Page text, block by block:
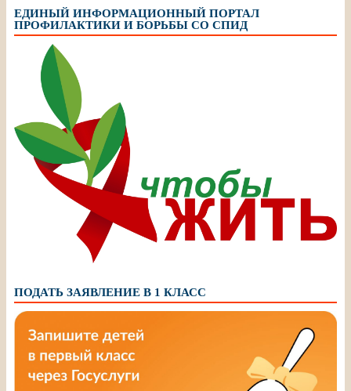
ЕДИНЫЙ ИНФОРМАЦИОННЫЙ ПОРТАЛ
ПРОФИЛАКТИКИ И БОРЬБЫ СО СПИД
ПОДАТЬ ЗАЯВЛЕНИЕ В 1 КЛАСС